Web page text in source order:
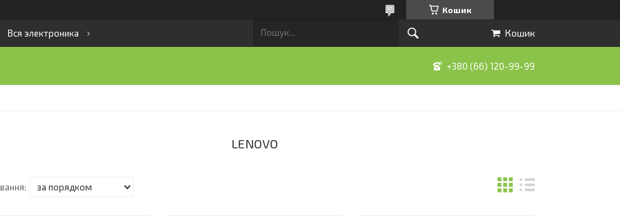
Кошик
Вся электроника Кошик
+380 (66) 120-99-99
LENOVO